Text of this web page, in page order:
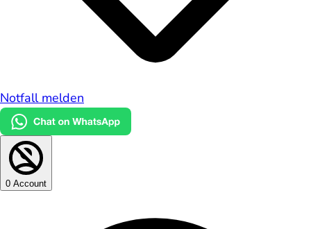
Notfall melden
0 Account